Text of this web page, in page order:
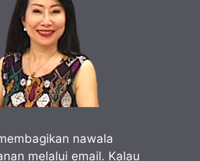
nawala
melalui email. Kalau